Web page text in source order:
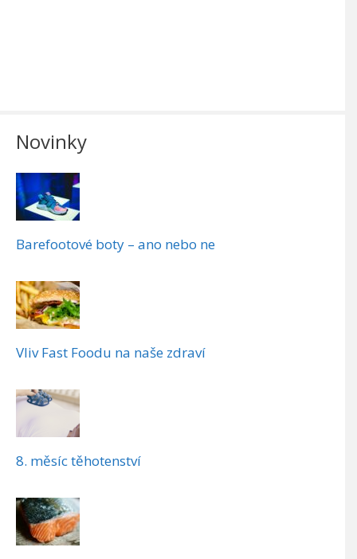
Novinky
Barefootové boty – ano nebo ne
Vliv Fast Foodu na naše zdraví
8. měsíc těhotenství